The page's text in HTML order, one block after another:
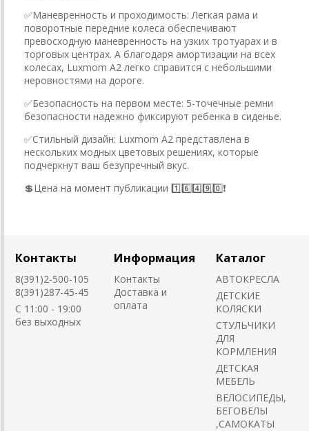
✅️Маневренность и проходимость: Легкая рама и
поворотные передние колеса обеспечивают
превосходную маневренность на узких тротуарах и в
торговых центрах. А благодаря амортизации на всех
колесах, Luxmom A2 легко справится с небольшими
неровностями на дороге.
✅️Безопасность на первом месте: 5-точечные ремни
безопасности надежно фиксируют ребенка в сиденье.
✅️Стильный дизайн: Luxmom A2 представлена в
нескольких модных цветовых решениях, которые
подчеркнут ваш безупречный вкус.
💲Цена на момент публикации 1️⃣6️⃣4️⃣9️⃣0️⃣❗️
Контакты
8(391)2-500-105
8(391)287-45-45
C 11:00 - 19:00
без выходных
Информация
Контакты
Доставка и
оплата
Каталог
АВТОКРЕСЛА
ДЕТСКИЕ
КОЛЯСКИ
CТУЛЬЧИКИ
ДЛЯ
КОРМЛЕНИЯ
ДЕТСКАЯ
МЕБЕЛЬ
ВЕЛОСИПЕДЫ,
БЕГОВЕЛЫ
,САМОКАТЫ